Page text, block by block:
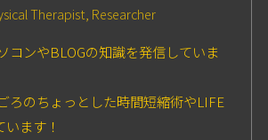
Therapist, Researcher
コンやBLOGの知識を発信していま
ろのちょっとした時間短縮術やLIFE
ます！